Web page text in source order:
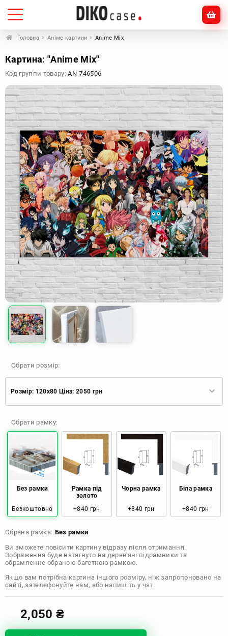
Головна Аніме картини Anime Mix
Картина: "Anime Mix"
Код группи товару:AN-746506
Обрати розмір:
Розмір: 120x80 Ціна: 2050 грн
Розмір: 90x60 Ціна: 1650 грн
Розмір: 120x80 Ціна: 2050 грн
Обрати рамку:
Без рамки
Безкоштовно
Рамка під
золото
+840 грн
Чорна рамка
+840 грн
Біла рамка
+840 грн
Обрана рамка: Без рамки
Ви зможете повісити картину відразу після отримання.
Зображення буде натягнуто на дерев'яні підрамники та
обрамленне обраною багетною рамкою.
Якщо вам потрібна картина іншого розміру, ніж запропоновано на
сайті, зателефонуйте нам, або напишіть у чат.
2,050 ₴